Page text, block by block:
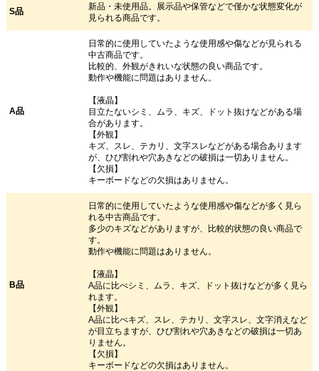
S品
新品・未使用品。展示品や保管などで僅かな状態変化が
見られる商品です。
A品
日常的に使用していたような使用感や傷などが見られる
中古商品です。
比較的、外観がきれいな状態の良い商品です。
動作や機能に問題はありません。
【液晶】
目立たないシミ、ムラ、キズ、ドット抜けなどがある場
合があります。
【外観】
キズ、スレ、テカリ、文字スレなどがある場合あります
が、ひび割れや穴あきなどの破損は一切ありません。
【欠損】
キーボードなどの欠損はありません。
B品
日常的に使用していたような使用感や傷などが多く見ら
れる中古商品です。
多少のキズなどがありますが、比較的状態の良い商品で
す。
動作や機能に問題はありません。
【液晶】
A品に比べシミ、ムラ、キズ、ドット抜けなどが多く見ら
れます。
【外観】
A品に比べキズ、スレ、テカリ、文字スレ、文字消えなど
が目立ちますが、ひび割れや穴あきなどの破損は一切あ
りません。
【欠損】
キーボードなどの欠損はありません。